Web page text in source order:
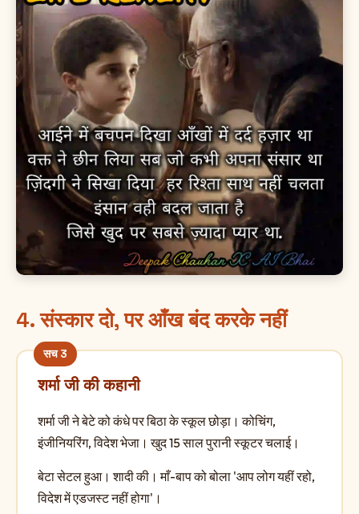
4. संस्कार दो, पर आँख बंद करके नहीं
शर्मा जी की कहानी
शर्मा जी ने बेटे को कंधे पर बिठा के स्कूल छोड़ा। कोचिंग,
इंजीनियरिंग, विदेश भेजा। खुद 15 साल पुरानी स्कूटर चलाई।
बेटा सेटल हुआ। शादी की। माँ-बाप को बोला 'आप लोग यहीं रहो,
विदेश में एडजस्ट नहीं होगा'।